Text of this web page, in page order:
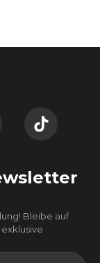
Bleibe auf